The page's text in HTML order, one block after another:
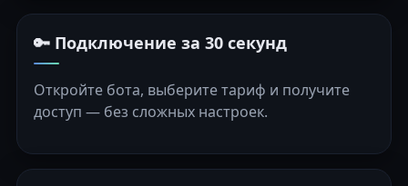
🔑 Подключение за 30 секунд
Откройте бота, выберите тариф и получите
доступ — без сложных настроек.